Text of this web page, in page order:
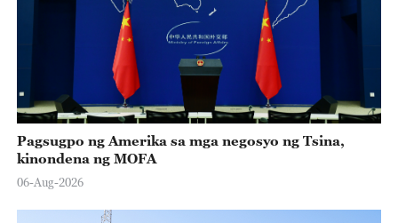
Pagsugpo ng Amerika sa mga negosyo ng Tsina,
kinondena ng MOFA
06-Aug-2026